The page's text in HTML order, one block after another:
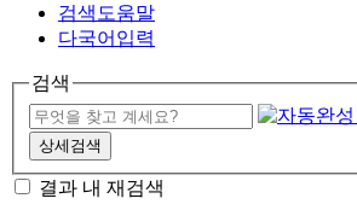
검색도움말
다국어입력
검색
상세검색
결과 내 재검색